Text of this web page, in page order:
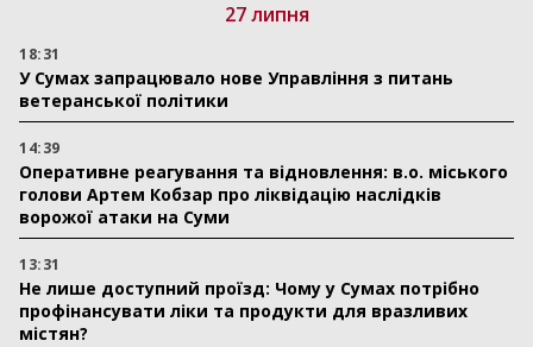
27 липня
18:31
У Сумах запрацювало нове Управління з питань
ветеранської політики
14:39
Оперативне реагування та відновлення: в.о. міського
голови Артем Кобзар про ліквідацію наслідків
ворожої атаки на Суми
13:31
Не лише доступний проїзд: Чому у Сумах потрібно
профінансувати ліки та продукти для вразливих
містян?